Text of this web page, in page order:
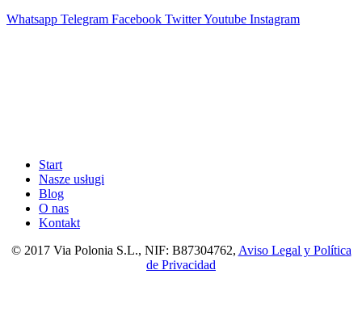
Whatsapp Telegram Facebook TwitterYoutube Instagram
Start
Nasze usługi
Blog
O nas
Kontakt
© 2017 Via Polonia S.L., NIF: B87304762, Aviso Legal y Política
de Privacidad